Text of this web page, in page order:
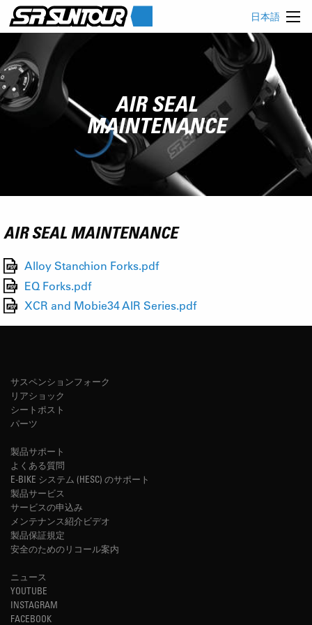
日本語
AIR SEAL
MAINTENANCE
AIR SEAL MAINTENANCE
Alloy Stanchion Forks.pdf
EQ Forks.pdf
XCR and Mobie34 AIR Series.pdf
サスペンションフォーク
リアショック
シートポスト
パーツ
製品サポート
よくある質問
E-BIKE システム (HESC) のサポート
製品サービス
サービスの申込み
メンテナンス紹介ビデオ
製品保証規定
安全のためのリコール案内
ニュース
YOUTUBE
INSTAGRAM
FACEBOOK